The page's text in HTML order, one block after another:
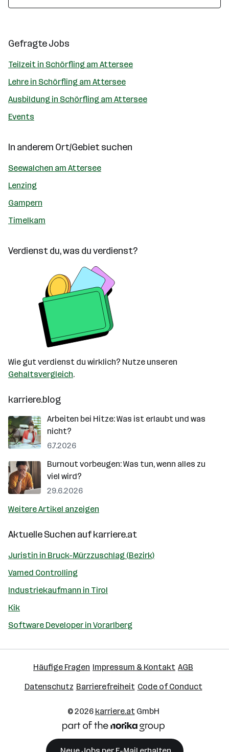
Gefragte Jobs
Teilzeit in Schörfling am Attersee
Lehre in Schörfling am Attersee
Ausbildung in Schörfling am Attersee
Events
In anderem Ort/Gebiet suchen
Seewalchen am Attersee
Lenzing
Gampern
Timelkam
Verdienst du, was du verdienst?
Wie gut verdienst du wirklich? Nutze unseren
Gehaltsvergleich.
karriere.blog
Arbeiten bei Hitze: Was ist erlaubt und was
nicht?
6.7.2026
Burnout vorbeugen: Was tun, wenn alles zu
viel wird?
29.6.2026
Weitere Artikel anzeigen
Aktuelle Suchen aufkarriere.at
Juristin in Bruck-Mürzzuschlag (Bezirk)
Vamed Controlling
Industriekaufmann in Tirol
Kik
Software Developer in Vorarlberg
Häufige Fragen Impressum & Kontakt AGB
Datenschutz Barrierefreiheit Code of Conduct
© 2026 karriere.atGmbH